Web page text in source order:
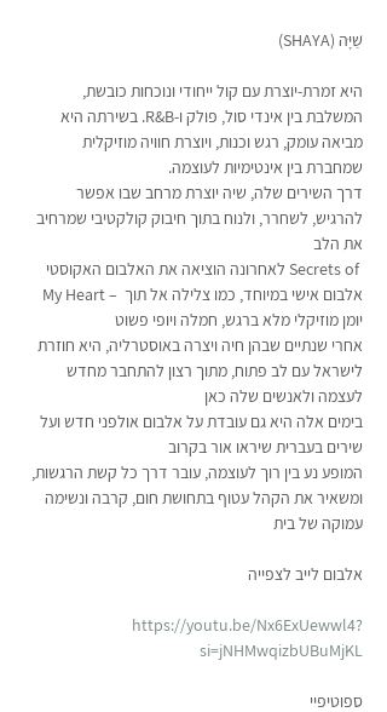
שַׁיָּה (SHAYA)
היא זמרת-יוצרת עם קול ייחודי ונוכחות כובשת,
המשלבת בין אינדי סול, פולק ו-R&B. בשירתה היא
מביאה עומק, רגש וכנות, ויוצרת חוויה מוזיקלית
שמחברת בין אינטימיות לעוצמה.
להרגיש, לשחרר, ולנוח בתוך חיבוק קולקטיבי שמרחיב
את הלב
My Heart – אלבום אישי במיוחד, כמו צלילה אל תוך
יומן מוזיקלי מלא ברגש, חמלה ויופי פשוט
לישראל עם לב פתוח, מתוך רצון להתחבר מחדש
לעצמה ולאנשים שלה כאן
שירים בעברית שיראו אור בקרוב
ומשאיר את הקהל עטוף בתחושת חום, קרבה ונשימה
עמוקה של בית
אלבום לייב לצפייה
https://youtu.be/Nx6ExUewwl4?
si=jNHMwqizbUBuMjKL
ספוטיפיי